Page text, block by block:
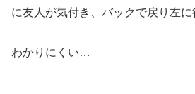
に友人が気付き、バックで戻り左に
わかりにくい…